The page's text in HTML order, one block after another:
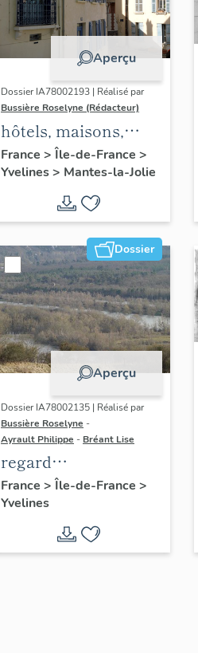
Aperçu
Dossier IA78002193 | Réalisé par
Bussière Roselyne (Rédacteur)
hôtels, maisons,
immeubles
France > Île-de-France >
Yvelines> Mantes-la-Jolie
Dossier
Aperçu
Dossier IA78002135 | Réalisé par
Bussière Roselyne -
Ayrault Philippe - Bréant Lise
regard
photographique sur
le territoire de Seine-
France > Île-de-France >
Yvelines